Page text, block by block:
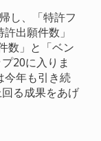
し、「特許フ
出願件数」
数」と「ベン
20に入りま
今年も引き続
る成果をあげ